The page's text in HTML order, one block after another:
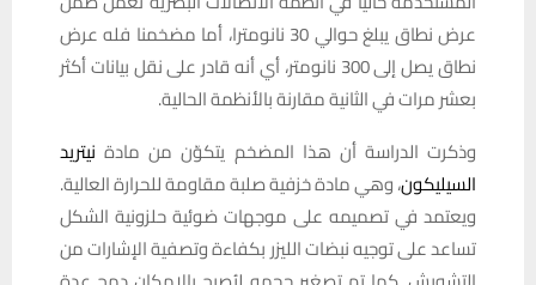
عرض نطاق يبلغ حوالي 30 نانومترا، أما مضخمنا فله عرض
نطاق يصل إلى 300 نانومتر، أي أنه قادر على نقل بيانات أكثر
بعشر مرات في الثانية مقارنة بالأنظمة الحالية.
وذكرت الدراسة أن هذا المضخم يتكوّن من مادة نيتريد
السيليكون، وهي مادة خزفية صلبة مقاومة للحرارة العالية.
ويعتمد في تصميمه على موجهات ضوئية حلزونية الشكل
تساعد على توجيه نبضات الليزر بكفاءة وتصفية الإشارات من